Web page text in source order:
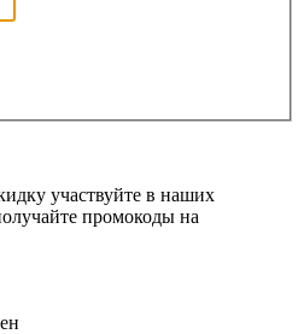
участвуйте в наших
промокоды на